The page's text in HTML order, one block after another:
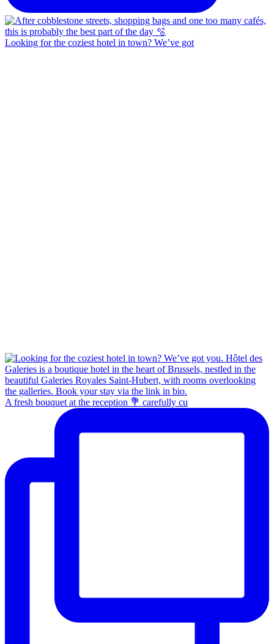
Looking for the coziest hotel in town? We’ve got
A fresh bouquet at the reception 💐 carefully cu